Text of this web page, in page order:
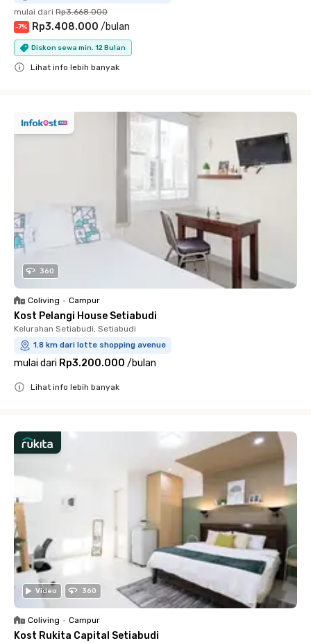
mulai dari Rp3.668.000
-7% Rp3.408.000 /bulan
Diskon sewa min. 12 Bulan
Lihat info lebih banyak
360
Coliving • Campur
Kost Pelangi House Setiabudi
Kelurahan Setiabudi, Setiabudi
1.8 km dari lotte shopping avenue
mulai dari Rp3.200.000 /bulan
Lihat info lebih banyak
Video 360
Coliving • Campur
Kost Rukita Capital Setiabudi